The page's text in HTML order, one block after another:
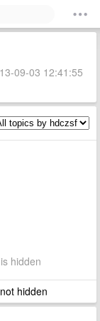
09-03 12:41:55
hidden
hidden